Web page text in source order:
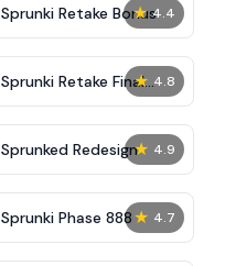
★ 4.4
Sprunki Retake Bonus
★ 4.8
Sprunki Retake Final
Update
★ 4.9
Sprunked Redesign
★ 4.7
Sprunki Phase 888